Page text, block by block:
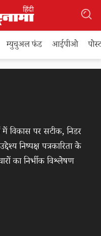
म्युचुअल फंड आईपीओ
में विकास पर सटीक, निडर
निष्पक्ष पत्रकारिता के
का निर्भीक विश्लेषण